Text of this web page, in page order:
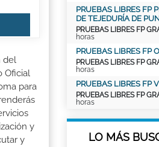
del
Oficial
para
y
y
PRUEBAS LIBRES FP
DE TEJEDURÍA DE
PRUEBAS LIBRES FP
horas
PRUEBAS LIBRES FP
PRUEBAS LIBRES FP
horas
PRUEBAS LIBRES FP
PRUEBAS LIBRES FP
horas
LO MÁS